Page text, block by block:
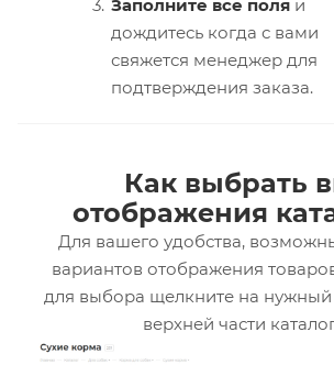
Заполните все поля и
дождитесь когда с вами
свяжется менеджер для
подтверждения заказа.
Как выбрать
отображения
Для вашего удобства,
вариантов отображения
для выбора щелкните на нужный
верхней части